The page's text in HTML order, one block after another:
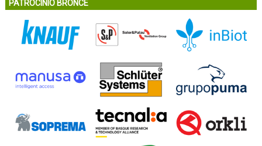
PATROCINIO BRONCE